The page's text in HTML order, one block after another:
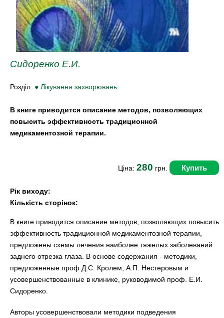
Сидоренко Е.И.
Розділ: ● Лікування захворювань
В книге приводится описание методов, позволяющих
повысить эффективность традиционной
медикаментозной терапии.
Ціна: 280 грн. Купить
Рік виходу:
Кількість сторінок:
В книге приводится описание методов, позволяющих повысить
эффективность традиционной медикаментозной терапии,
предложены схемы лечения наиболее тяжелых заболеваний
заднего отрезка глаза. В основе содержания - методики,
предложенные проф Д.С. Кролем, А.П. Нестеровым и
усовершенствованные в клинике, руководимой проф. Е.И.
Сидоренко.
Авторы усовершенствовали методики подведения